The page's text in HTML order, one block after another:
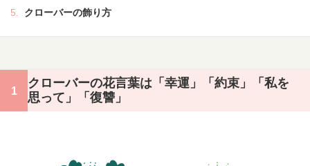
クローバーの飾り方
クローバーの花言葉は「幸運」「約束」「私を
思って」「復讐」